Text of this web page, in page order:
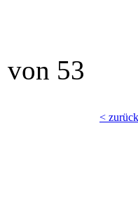
von 53
< zurück